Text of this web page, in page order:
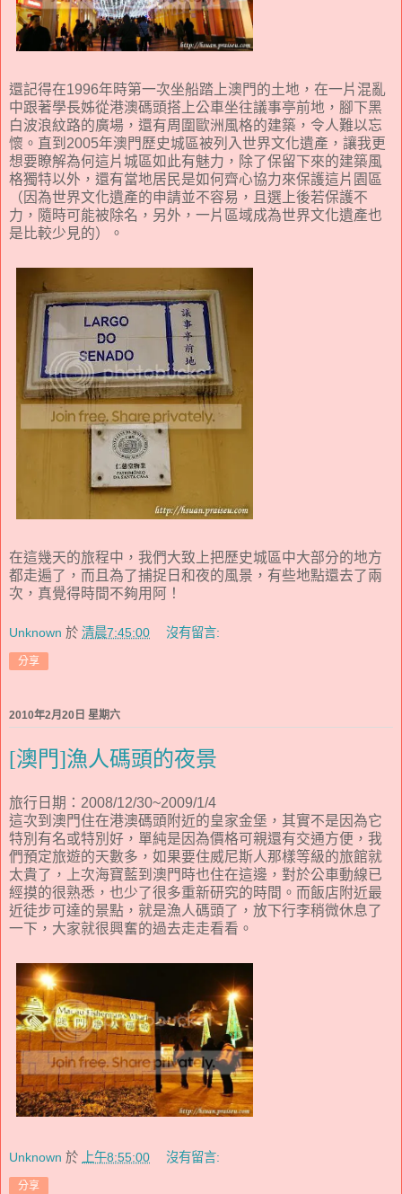
還記得在1996年時第一次坐船踏上澳門的土地，在一片混亂
中跟著學長姊從港澳碼頭搭上公車坐往議事亭前地，腳下黑
白波浪紋路的廣場，還有周圍歐洲風格的建築，令人難以忘
懷。直到2005年澳門歷史城區被列入世界文化遺產，讓我更
想要瞭解為何這片城區如此有魅力，除了保留下來的建築風
格獨特以外，還有當地居民是如何齊心協力來保護這片園區
（因為世界文化遺產的申請並不容易，且選上後若保護不
力，隨時可能被除名，另外，一片區域成為世界文化遺產也
是比較少見的）。
在這幾天的旅程中，我們大致上把歷史城區中大部分的地方
都走遍了，而且為了捕捉日和夜的風景，有些地點還去了兩
次，真覺得時間不夠用阿！
Unknown 於 清晨7:45:00 沒有留言:
分享
2010年2月20日 星期六
[澳門]漁人碼頭的夜景
旅行日期：2008/12/30~2009/1/4
這次到澳門住在港澳碼頭附近的皇家金堡，其實不是因為它
特別有名或特別好，單純是因為價格可親還有交通方便，我
們預定旅遊的天數多，如果要住威尼斯人那樣等級的旅館就
太貴了，上次海寶藍到澳門時也住在這邊，對於公車動線已
經摸的很熟悉，也少了很多重新研究的時間。而飯店附近最
近徒步可達的景點，就是漁人碼頭了，放下行李稍微休息了
一下，大家就很興奮的過去走走看看。
Unknown 於 上午8:55:00 沒有留言:
分享